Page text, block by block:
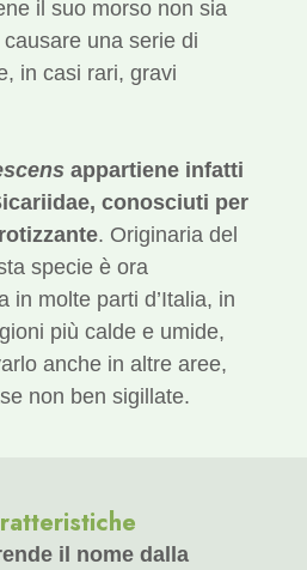
il suo morso non sia
una serie di
in casi rari, gravi
appartiene infatti
conosciuti per
. Originaria del
specie è ora
in molte parti d’Italia, in
più calde e umide,
anche in altre aree,
non ben sigillate.
il nome dalla